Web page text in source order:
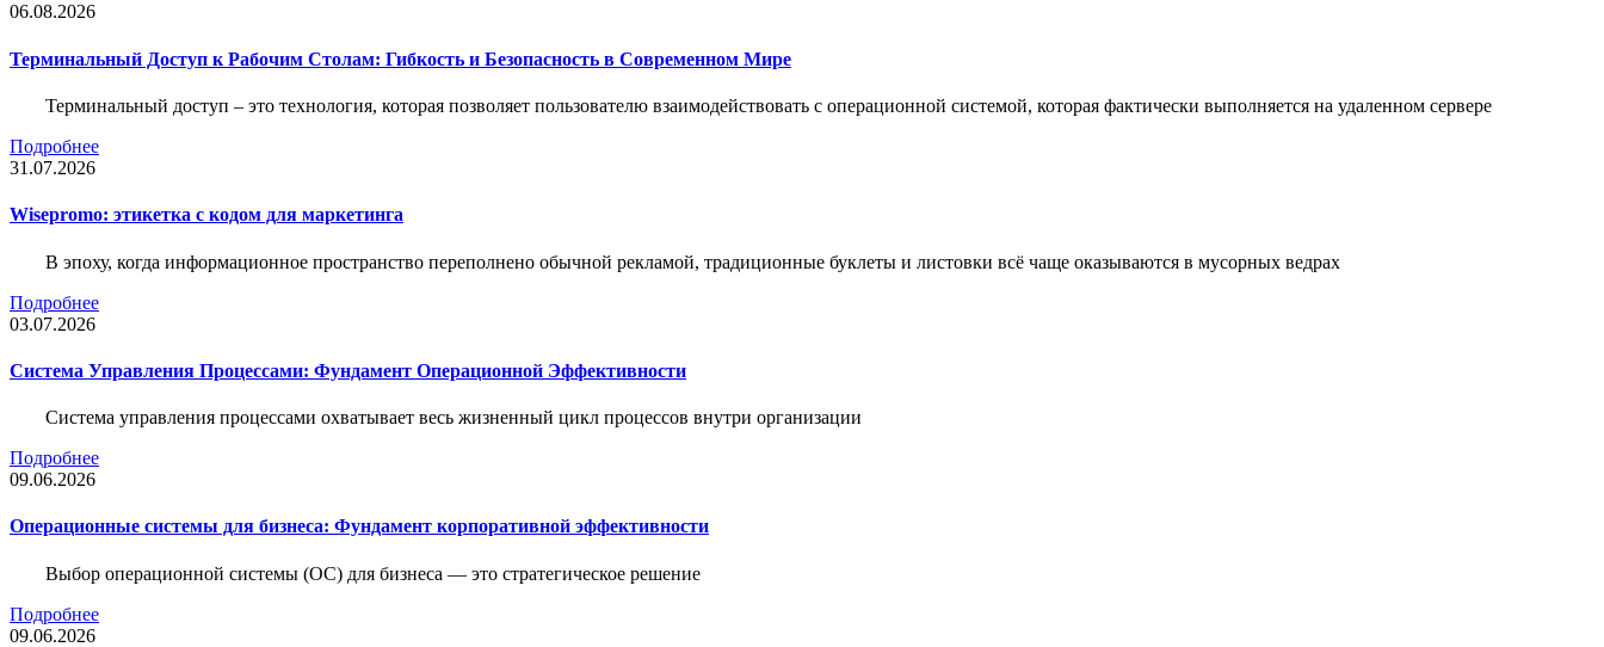
06.08.2026
Терминальный Доступ к Рабочим Столам: Гибкость и Безопасность в Современном Мире
Терминальный доступ – это технология, которая позволяет пользователю взаимодействовать с операционной системой, которая фактически выполняется на удаленном сервере
Подробнее
31.07.2026
Wisepromo: этикетка c кодом для маркетинга
В эпоху, когда информационное пространство переполнено обычной рекламой, традиционные буклеты и листовки всё чаще оказываются в мусорных ведрах
Подробнее
03.07.2026
Система Управления Процессами: Фундамент Операционной Эффективности
Система управления процессами охватывает весь жизненный цикл процессов внутри организации
Подробнее
09.06.2026
Операционные системы для бизнеса: Фундамент корпоративной эффективности
Выбор операционной системы (ОС) для бизнеса — это стратегическое решение
Подробнее
09.06.2026